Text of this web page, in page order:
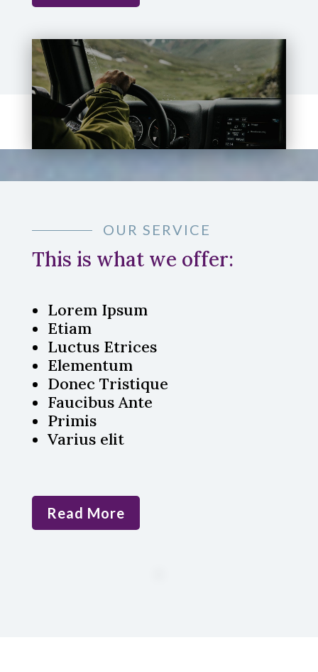
OUR SERVICE
This is what we offer:
Lorem Ipsum
Etiam
Luctus Etrices
Elementum
Donec Tristique
Faucibus Ante
Primis
Varius elit
Read More